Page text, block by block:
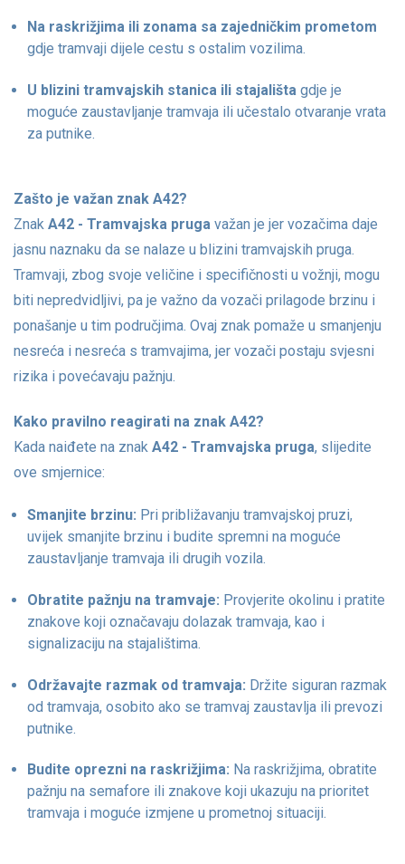
Na raskrižjima ili zonama sa zajedničkim prometom
gdje tramvaji dijele cestu s ostalim vozilima.
U blizini tramvajskih stanica ili stajališta gdje je
moguće zaustavljanje tramvaja ili učestalo otvaranje vrata
za putnike.
Zašto je važan znak A42?
Znak A42 - Tramvajska pruga važan je jer vozačima daje
jasnu naznaku da se nalaze u blizini tramvajskih pruga.
Tramvaji, zbog svoje veličine i specifičnosti u vožnji, mogu
biti nepredvidljivi, pa je važno da vozači prilagode brzinu i
ponašanje u tim područjima. Ovaj znak pomaže u smanjenju
nesreća i nesreća s tramvajima, jer vozači postaju svjesni
rizika i povećavaju pažnju.
Kako pravilno reagirati na znak A42?
Kada naiđete na znak A42 - Tramvajska pruga, slijedite
ove smjernice:
Smanjite brzinu: Pri približavanju tramvajskoj pruzi,
uvijek smanjite brzinu i budite spremni na moguće
zaustavljanje tramvaja ili drugih vozila.
Obratite pažnju na tramvaje: Provjerite okolinu i pratite
znakove koji označavaju dolazak tramvaja, kao i
signalizaciju na stajalištima.
Održavajte razmak od tramvaja: Držite siguran razmak
od tramvaja, osobito ako se tramvaj zaustavlja ili prevozi
putnike.
Budite oprezni na raskrižjima: Na raskrižjima, obratite
pažnju na semafore ili znakove koji ukazuju na prioritet
tramvaja i moguće izmjene u prometnoj situaciji.